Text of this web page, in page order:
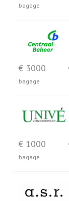
bagage
€ 3000
bagage
€ 1000
bagage